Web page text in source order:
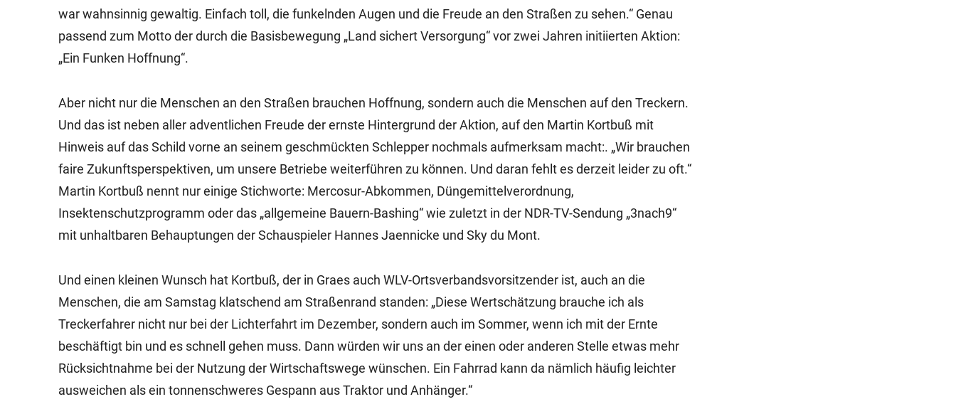
war wahnsinnig gewaltig. Einfach toll, die funkelnden Augen und die Freude an den Straßen zu sehen.“ Genau
passend zum Motto der durch die Basisbewegung „Land sichert Versorgung“ vor zwei Jahren initiierten Aktion:
„Ein Funken Hoffnung“.
Aber nicht nur die Menschen an den Straßen brauchen Hoffnung, sondern auch die Menschen auf den Treckern.
Und das ist neben aller adventlichen Freude der ernste Hintergrund der Aktion, auf den Martin Kortbuß mit
Hinweis auf das Schild vorne an seinem geschmückten Schlepper nochmals aufmerksam macht:. „Wir brauchen
faire Zukunftsperspektiven, um unsere Betriebe weiterführen zu können. Und daran fehlt es derzeit leider zu oft.“
Martin Kortbuß nennt nur einige Stichworte: Mercosur-Abkommen, Düngemittelverordnung,
Insektenschutzprogramm oder das „allgemeine Bauern-Bashing“ wie zuletzt in der NDR-TV-Sendung „3nach9“
mit unhaltbaren Behauptungen der Schauspieler Hannes Jaennicke und Sky du Mont.
Und einen kleinen Wunsch hat Kortbuß, der in Graes auch WLV-Ortsverbandsvorsitzender ist, auch an die
Menschen, die am Samstag klatschend am Straßenrand standen: „Diese Wertschätzung brauche ich als
Treckerfahrer nicht nur bei der Lichterfahrt im Dezember, sondern auch im Sommer, wenn ich mit der Ernte
beschäftigt bin und es schnell gehen muss. Dann würden wir uns an der einen oder anderen Stelle etwas mehr
Rücksichtnahme bei der Nutzung der Wirtschaftswege wünschen. Ein Fahrrad kann da nämlich häufig leichter
ausweichen als ein tonnenschweres Gespann aus Traktor und Anhänger.“